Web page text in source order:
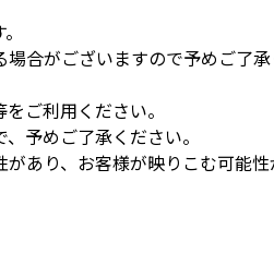
合がございますので予めご了
ご利用ください。
予めご了承ください。
あり、お客様が映りこむ可能